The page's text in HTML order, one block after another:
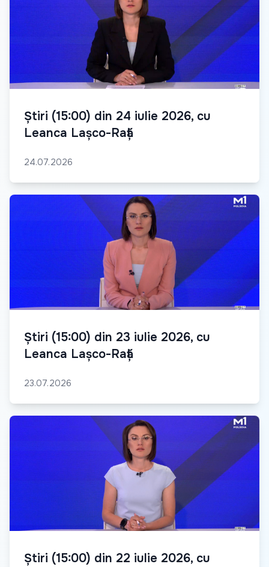
Știri (15:00) din 24 iulie 2026, cu
Leanca Lașco-Rață
24.07.2026
Știri (15:00) din 23 iulie 2026, cu
Leanca Lașco-Rață
23.07.2026
Știri (15:00) din 22 iulie 2026, cu